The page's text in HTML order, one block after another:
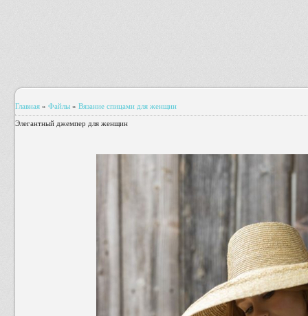
Главная » Файлы » Вязание спицами для женщин
Элегантный джемпер для женщин